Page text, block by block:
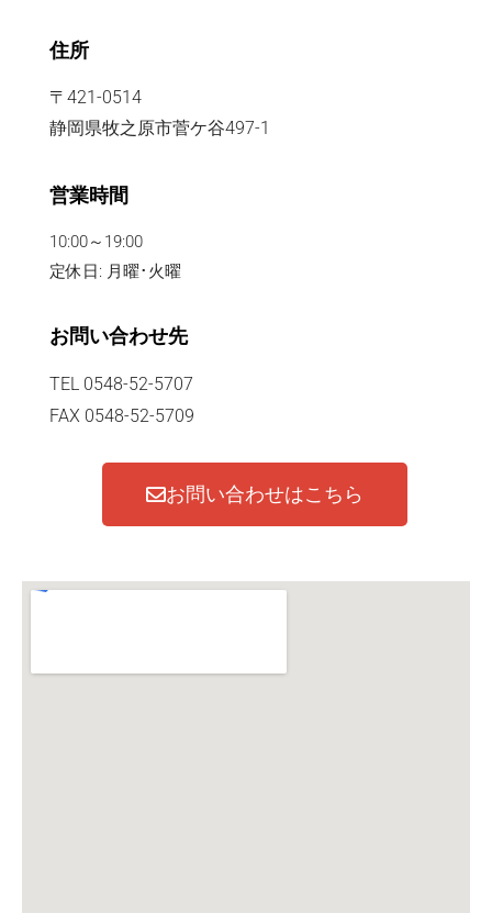
住所
〒421-0514
静岡県牧之原市菅ケ谷497-1
営業時間
10:00～19:00
定休日: 月曜･火曜
お問い合わせ先
TEL 0548-52-5707
FAX 0548-52-5709
お問い合わせはこちら